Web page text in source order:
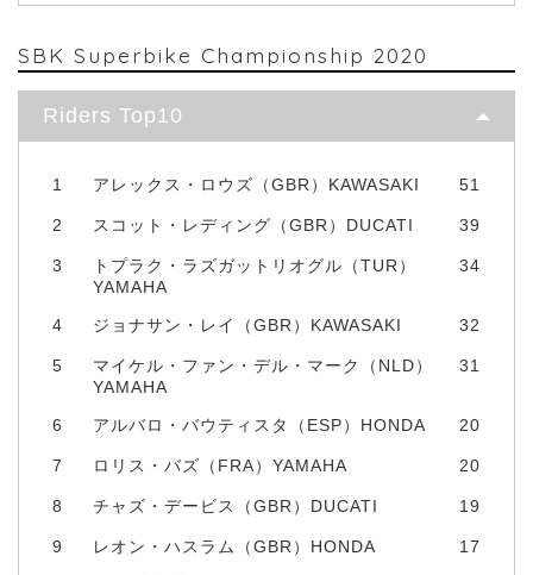
SBK Superbike Championship 2020
Riders Top10
1 アレックス・ロウズ（GBR）KAWASAKI 51
2 スコット・レディング（GBR）DUCATI 39
3
トプラク・ラズガットリオグル（TUR）
YAMAHA
34
4 ジョナサン・レイ（GBR）KAWASAKI 32
5
マイケル・ファン・デル・マーク（NLD）
YAMAHA
31
6 アルバロ・バウティスタ（ESP）HONDA 20
7 ロリス・バズ（FRA）YAMAHA 20
8 チャズ・デービス（GBR）DUCATI 19
9 レオン・ハスラム（GBR）HONDA 17